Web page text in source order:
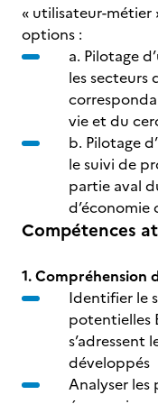
« utilisateur-métier
options :
a. Pilotage
les secteurs
vie et du
b. Pilotage
le suivi de
partie aval
d’économie
Compétences
1. Compréhension
Identifier le
potentielles
s’adressent
développés
Analyser